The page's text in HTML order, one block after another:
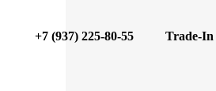
+7 (937) 225-80-55 Trade-In